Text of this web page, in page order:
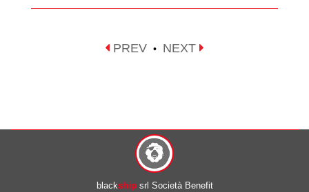
PREV • NEXT
blackshipsrl Società Benefit